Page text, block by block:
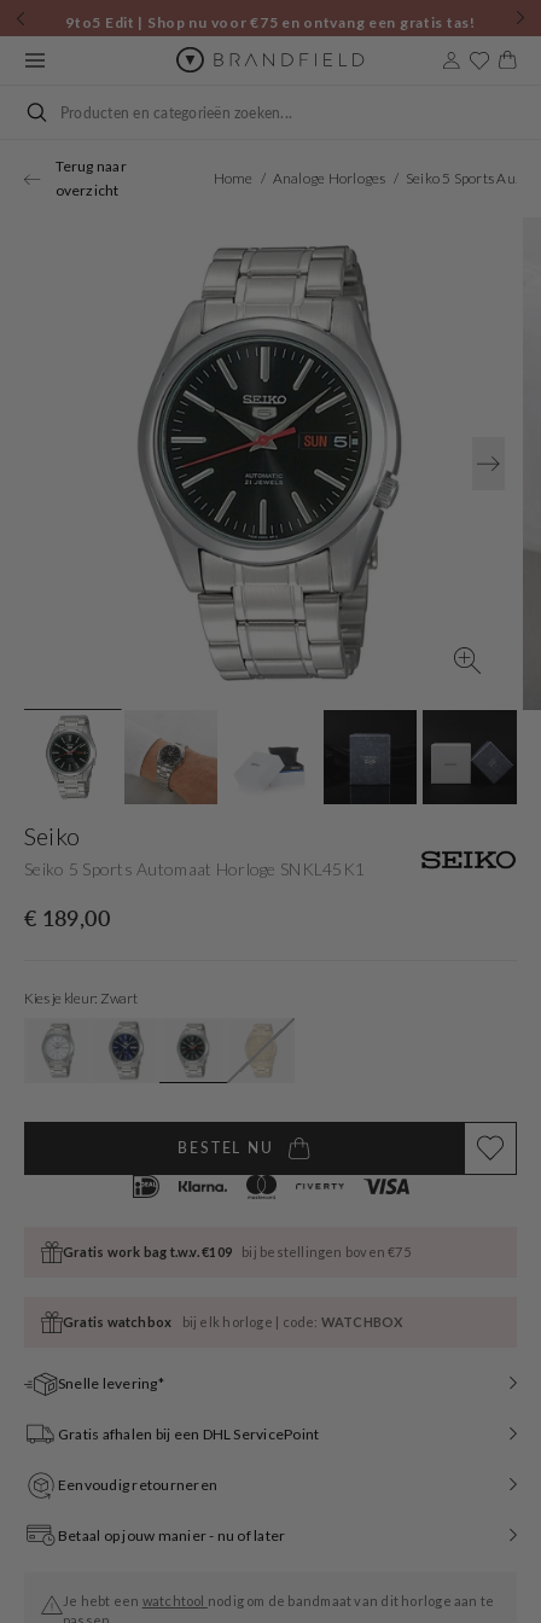
Skip to
content
9to5 Edit | Shop nu voor €75 en ontvang een gratis tas!
Cart
Search
Terug naar
overzicht
Home Analoge Horloges Seiko 5 Sports Automaat Horloge SNKL45K1
Open
media
in
gallery
view
Seiko
Seiko 5 Sports Automaat Horloge SNKL45K1
Originele
€ 189,00
Kies je kleur: Zwart
BESTEL NU
Gratis work bag t.w.v. €109 bij bestellingen boven €75
Gratis watchbox bij elk horloge | code: WATCHBOX
Snelle levering*
Gratis afhalen bij een DHL ServicePoint
Eenvoudig retourneren
Betaal op jouw manier - nu of later
Je hebt een watchtool nodig om de bandmaat van dit horloge aan te
passen.